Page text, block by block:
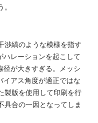
渉縞のような模様を指す
ハレーションを起こして
径が大きすぎる。メッシ
イアス角度が適正ではな
製版を使用して印刷を行
具合の一因となってしま